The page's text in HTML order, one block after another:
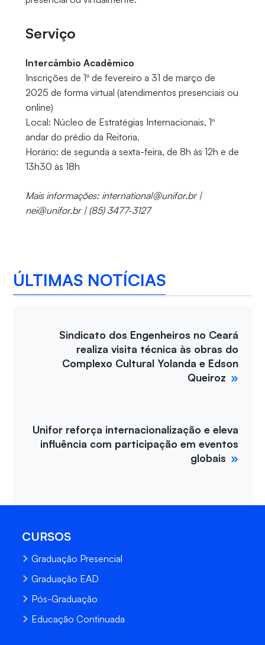
Serviço
Intercâmbio Acadêmico
Inscrições de 1º de fevereiro a 31 de março de
2025 de forma virtual (atendimentos presenciais ou
online)
Local: Núcleo de Estratégias Internacionais, 1º
andar do prédio da Reitoria.
Horário: de segunda a sexta-feira, de 8h às 12h e de
13h30 às 18h
Mais informações: international@unifor.br |
nei@unifor.br | (85) 3477-3127
ÚLTIMAS NOTÍCIAS
Sindicato dos Engenheiros no Ceará
realiza visita técnica às obras do
Complexo Cultural Yolanda e Edson
Queiroz
Unifor reforça internacionalização e eleva
influência com participação em eventos
globais
CURSOS
Graduação Presencial
Graduação EAD
Pós-Graduação
Educação Continuada